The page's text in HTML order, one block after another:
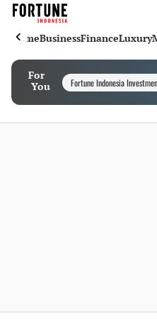
HomeBusinessFinanceLuxury
For
You
Fortune Indonesia